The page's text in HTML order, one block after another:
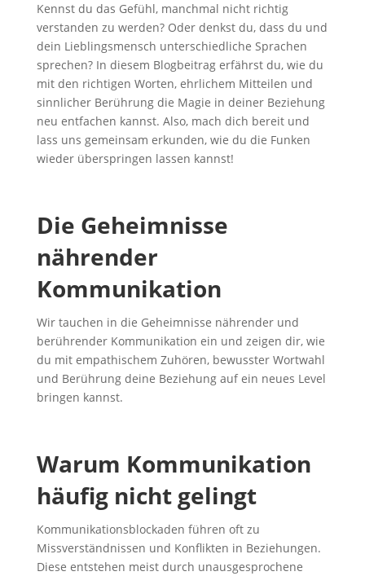
Kennst du das Gefühl, manchmal nicht richtig
verstanden zu werden? Oder denkst du, dass du und
dein Lieblingsmensch unterschiedliche Sprachen
sprechen? In diesem Blogbeitrag erfährst du, wie du
mit den richtigen Worten, ehrlichem Mitteilen und
sinnlicher Berührung die Magie in deiner Beziehung
neu entfachen kannst. Also, mach dich bereit und
lass uns gemeinsam erkunden, wie du die Funken
wieder überspringen lassen kannst!
Die Geheimnisse
nährender
Kommunikation
Wir tauchen in die Geheimnisse nährender und
berührender Kommunikation ein und zeigen dir, wie
du mit empathischem Zuhören, bewusster Wortwahl
und Berührung deine Beziehung auf ein neues Level
bringen kannst.
Warum Kommunikation
häufig nicht gelingt
Kommunikationsblockaden führen oft zu
Missverständnissen und Konflikten in Beziehungen.
Diese entstehen meist durch unausgesprochene